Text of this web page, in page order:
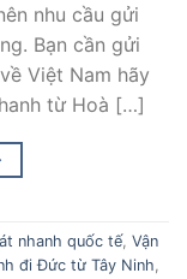
nhu cầu gửi
Bạn cần gửi
Việt Nam hãy
từ Hoà […]
nhanh quốc tế, Vận
đi Đức từ Tây Ninh,